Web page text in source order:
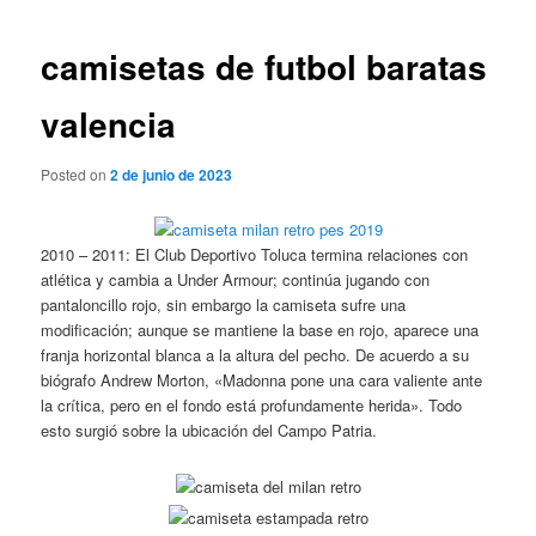
camisetas de futbol baratas
valencia
Posted on2 de junio de 2023
2010 – 2011: El Club Deportivo Toluca termina relaciones con
atlética y cambia a Under Armour; continúa jugando con
pantaloncillo rojo, sin embargo la camiseta sufre una
modificación; aunque se mantiene la base en rojo, aparece una
franja horizontal blanca a la altura del pecho. De acuerdo a su
biógrafo Andrew Morton, «Madonna pone una cara valiente ante
la crítica, pero en el fondo está profundamente herida». Todo
esto surgió sobre la ubicación del Campo Patria.